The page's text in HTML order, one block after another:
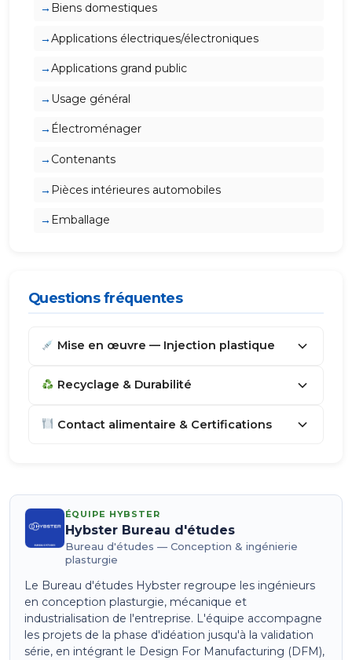
Biens domestiques
Applications électriques/électroniques
Applications grand public
Usage général
Électroménager
Contenants
Pièces intérieures automobiles
Emballage
Questions fréquentes
Mise en œuvre — Injection plastique
Recyclage & Durabilité
Contact alimentaire & Certifications
ÉQUIPE HYBSTER
Hybster Bureau d'études
Bureau d'études — Conception & ingénierie
plasturgie
Le Bureau d'études Hybster regroupe les ingénieurs
en conception plasturgie, mécanique et
industrialisation de l'entreprise. L'équipe accompagne
les projets de la phase d'idéation jusqu'à la validation
série, en intégrant le Design For Manufacturing (DFM),